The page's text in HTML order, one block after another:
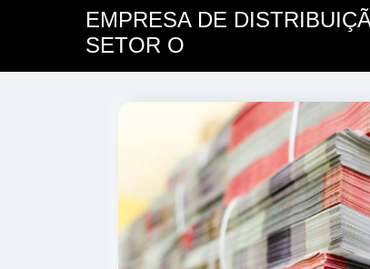
EMPRESA DE
SETOR O